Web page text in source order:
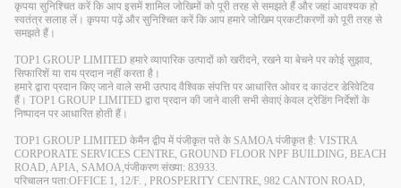
कृपया सुनिश्चित करें कि आप इसमें शामिल जोखिमों को पूरी तरह से समझते हैं और जहां आवश्यक हो
स्वतंत्र सलाह लें। कृपया पढ़ें और सुनिश्चित करें कि आप हमारे जोखिम प्रकटीकरणों को पूरी तरह से
समझते हैं।
TOP1 GROUP LIMITED हमारे व्यापारिक उत्पादों को खरीदने, रखने या बेचने पर कोई सुझाव,
सिफारिशें या राय प्रदान नहीं करता है।
हमारे द्वारा प्रदान किए जाने वाले सभी उत्पाद वैश्विक संपत्ति पर आधारित ओवर द काउंटर डेरिवेटिव
हैं। TOP1 GROUP LIMITED द्वारा प्रदान की जाने वाली सभी सेवाएं केवल ट्रेडिंग निर्देशों के
निष्पादन पर आधारित होती हैं।
TOP1 GROUP LIMITED केमैन द्वीप में पंजीकृत पते के SAMOA पंजीकृत है: VISTRA
CORPORATE SERVICES CENTRE, GROUND FLOOR NPF BUILDING, BEACH
ROAD, APIA, SAMOA,पंजीकरण संख्या: 83933.
परिचालन पता:OFFICE 1, 12/F. , PROSPERITY CENTRE, 982 CANTON ROAD,